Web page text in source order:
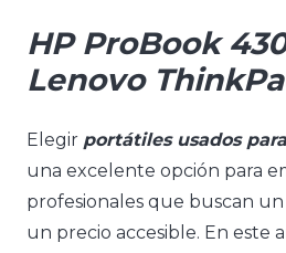
HP ProBook
Lenovo
Elegir portátiles usados
una excelente opción para
profesionales que buscan
un precio accesible. En este